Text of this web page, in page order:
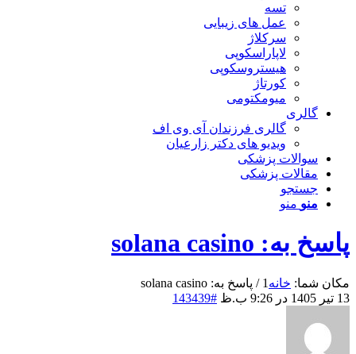
تسه
عمل های زیبایی
سرکلاژ
لاپاراسکوپی
هیستروسکوپی
کورتاژ
میومکتومی
گالری
گالری فرزندان آی وی اف
ویدیو های دکتر زارعیان
سوالات پزشکی
مقالات پزشکی
جستجو
منو منو
پاسخ به: solana casino
مکان شما: خانه 1
/ پاسخ به: solana casino
13 تیر 1405 در 9:26 ب.ظ
#143439